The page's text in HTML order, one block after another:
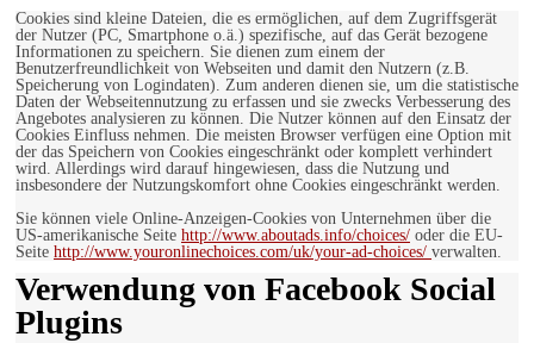
Cookies sind kleine Dateien, die es ermöglichen, auf dem Zugriffsgerät
der Nutzer (PC, Smartphone o.ä.) spezifische, auf das Gerät bezogene
Informationen zu speichern. Sie dienen zum einem der
Benutzerfreundlichkeit von Webseiten und damit den Nutzern (z.B.
Speicherung von Logindaten). Zum anderen dienen sie, um die statistische
Daten der Webseitennutzung zu erfassen und sie zwecks Verbesserung des
Angebotes analysieren zu können. Die Nutzer können auf den Einsatz der
Cookies Einfluss nehmen. Die meisten Browser verfügen eine Option mit
der das Speichern von Cookies eingeschränkt oder komplett verhindert
wird. Allerdings wird darauf hingewiesen, dass die Nutzung und
insbesondere der Nutzungskomfort ohne Cookies eingeschränkt werden.
Sie können viele Online-Anzeigen-Cookies von Unternehmen über die
US-amerikanische Seite http://www.aboutads.info/choices/ oder die EU-
Seite http://www.youronlinechoices.com/uk/your-ad-choices/ verwalten.
Verwendung von Facebook Social
Plugins